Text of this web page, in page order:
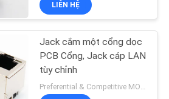
PCB PCB
LIÊN HỆ
Jack cắm một cổng dọc
PCB Cổng, Jack cáp LAN
tùy chỉnh
Preferential & Competitive MOQ:1000